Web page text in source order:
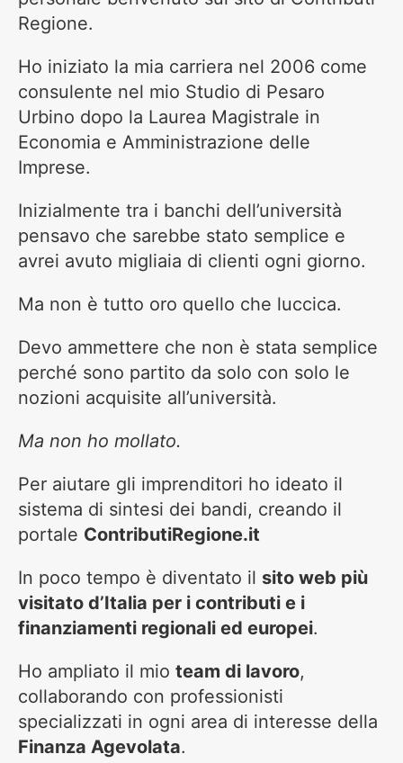
Regione.
Ho iniziato la mia carriera nel 2006 come
consulente nel mio Studio di Pesaro
Urbino dopo la Laurea Magistrale in
Economia e Amministrazione delle
Imprese.
Inizialmente tra i banchi dell’università
pensavo che sarebbe stato semplice e
avrei avuto migliaia di clienti ogni giorno.
Ma non è tutto oro quello che luccica.
Devo ammettere che non è stata semplice
perché sono partito da solo con solo le
nozioni acquisite all’università.
Ma non ho mollato.
Per aiutare gli imprenditori ho ideato il
sistema di sintesi dei bandi, creando il
portale ContributiRegione.it
In poco tempo è diventato il sito web più
visitato d’Italia per i contributi e i
finanziamenti regionali ed europei.
Ho ampliato il mio team di lavoro,
collaborando con professionisti
specializzati in ogni area di interesse della
Finanza Agevolata.